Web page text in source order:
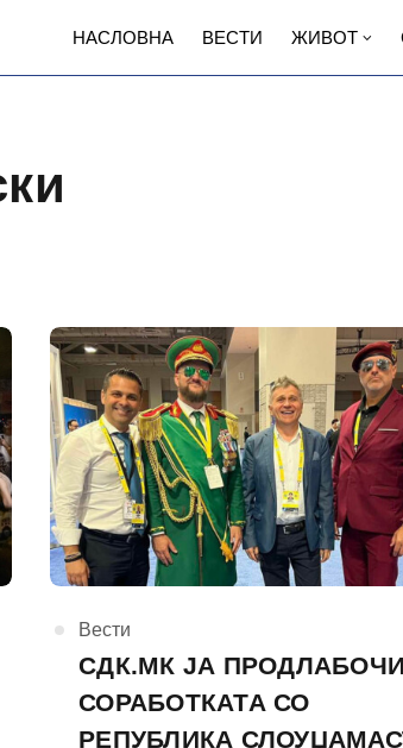
НАСЛОВНА ВЕСТИ ЖИВОТ
КАтегорија
Вести
СДК.МК ЈА ПРОДЛАБОЧИ
СОРАБОТКАТА СО
РЕПУБЛИКА